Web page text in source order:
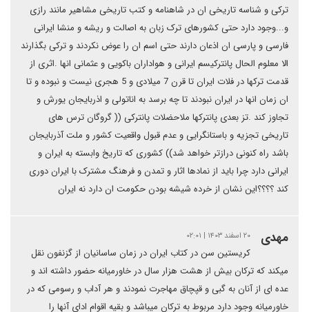
ترکی و شناسه تاریخی ان در شاهنامه و کتب تاریخی مشاهیر مانند رازی
و...وجود دارد حتی کشورهای ترک زبان به اصالت و ریشه و منشا ایرانی
فارسی و پارسی ان اذعان دارند حتی اسم ان را عوض نکردند و ترکی بگذارند
الا معلوم الحال پانترکیسم ایرانی و هواداران باکویی و عثمانی انها .اثری از
قدمت ترکها در فلات ایران تا قرن 7 میلادی و 5 هجری نیست و نبوده و تا
ان زمان انها در ایران نبودند تا چه برسد به اناتولی و اذربایجان یورش و
تجاوز کند .تز بعدی پانترکها ملاحضلات پانترکی (( گروگان ترس های
تاریخی تجزیه و باستانگرایی و عدم قبول واقعیت کشور و ملت آذربایجان
باشد راه کنونی درازتر خواهد شد)) کشوری که تاریخ وابسته به ایران و
ایرانی دارد چرا باید از نمادها اثار و تمدن و فرهنگ مشترک با ایران دوری
کند ؟؟؟؟این نشان از خرده شیشه بودن حکومت ان دارد نه ایران
مهدی ۲۰ اسفند ۱۴۰۳ | ۰۲:۰۱
کریستین سن در کتاب ایران در زمان ساسانیان از گزنفون نقل
میکند که ترکان بیش از هشت هزار سال در خاورمیانه حضور داشته اند و
عده ای از آنان به گبی و قپچاق مهاجرت نمودند و هر آداب و رسومی که در
خاورمیانه وجود دارد مربوط به ترکان میباشد و بقیه اقوام ادای آنها را